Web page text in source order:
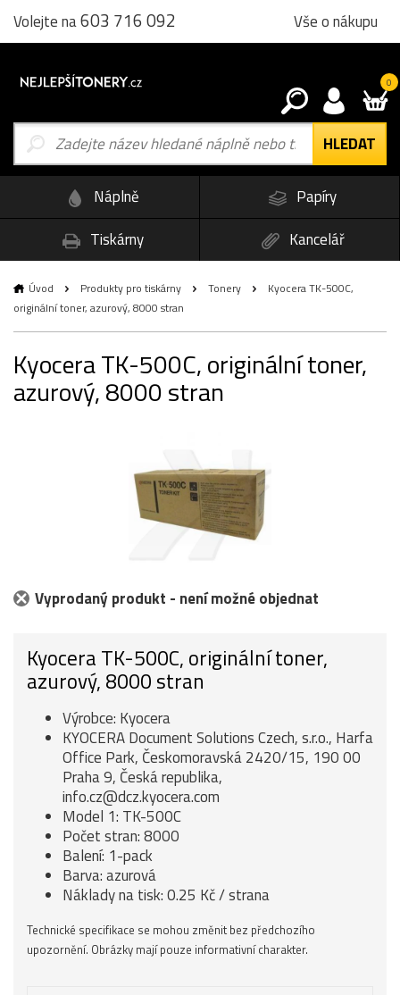
Volejte na603 716 092 Vše o nákupu
0
Náplně
Papíry
Tiskárny
Kancelář
Úvod Produkty pro tiskárny Tonery
Kyocera TK-500C,
originální toner, azurový, 8000 stran
Kyocera TK-500C, originální toner,
azurový, 8000 stran
Vyprodaný produkt - není možné objednat
Kyocera TK-500C, originální toner,
azurový, 8000 stran
Výrobce: Kyocera
KYOCERA Document Solutions Czech, s.r.o., Harfa
Office Park, Českomoravská 2420/15, 190 00
Praha 9, Česká republika,
info.cz@dcz.kyocera.com
Model 1: TK-500C
Počet stran: 8000
Balení: 1-pack
Barva: azurová
Náklady na tisk: 0.25 Kč / strana
Technické specifikace se mohou změnit bez předchozího
upozornění. Obrázky mají pouze informativní charakter.